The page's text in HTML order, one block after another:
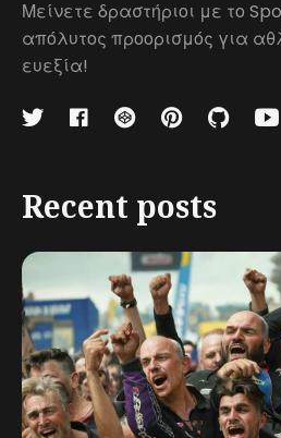
Μείνετε δραστήριοι με το
απόλυτος προορισμός για
ευεξία!
Recent posts